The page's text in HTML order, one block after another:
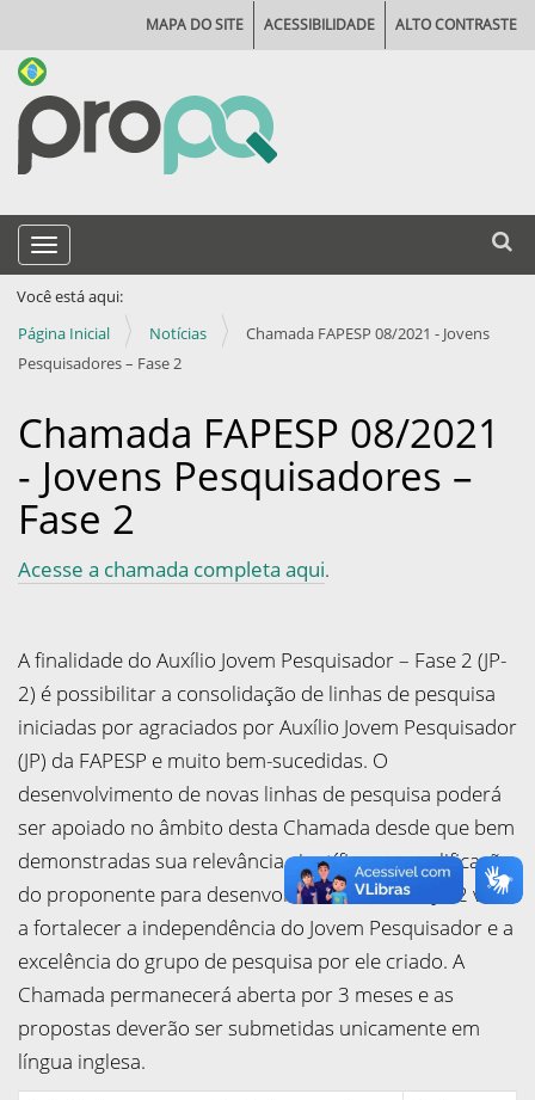
Busca
MAPA DO SITE ACESSIBILIDADE ALTO CONTRASTE
Toggle navigation
Você está aqui:
Página Inicial
Notícias
Chamada FAPESP 08/2021 - Jovens
Pesquisadores – Fase 2
Chamada FAPESP 08/2021
- Jovens Pesquisadores –
Fase 2
Acesse a chamada completa aqui.
A finalidade do Auxílio Jovem Pesquisador – Fase 2 (JP-
2) é possibilitar a consolidação de linhas de pesquisa
iniciadas por agraciados por Auxílio Jovem Pesquisador
(JP) da FAPESP e muito bem-sucedidas. O
desenvolvimento de novas linhas de pesquisa poderá
ser apoiado no âmbito desta Chamada desde que bem
demonstradas sua relevância científica e a qualificação
do proponente para desenvolvê-las. O Auxílio JP-2 visa
a fortalecer a independência do Jovem Pesquisador e a
excelência do grupo de pesquisa por ele criado. A
Chamada permanecerá aberta por 3 meses e as
propostas deverão ser submetidas unicamente em
língua inglesa.